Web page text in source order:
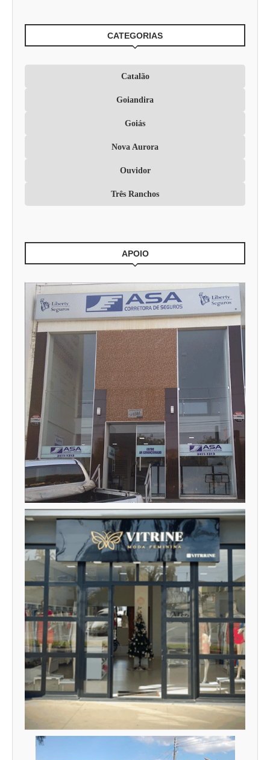
CATEGORIAS
Catalão
Goiandira
Goiás
Nova Aurora
Ouvidor
Três Ranchos
APOIO